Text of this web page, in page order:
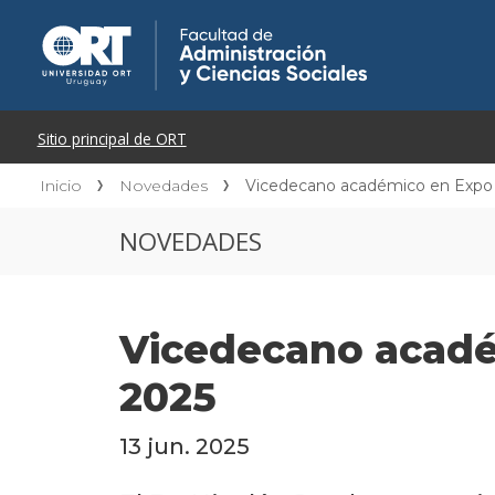
Inicio Novedades Vicedecano académico en
NOVEDADES
Vicedecano
2025
13 jun. 2025